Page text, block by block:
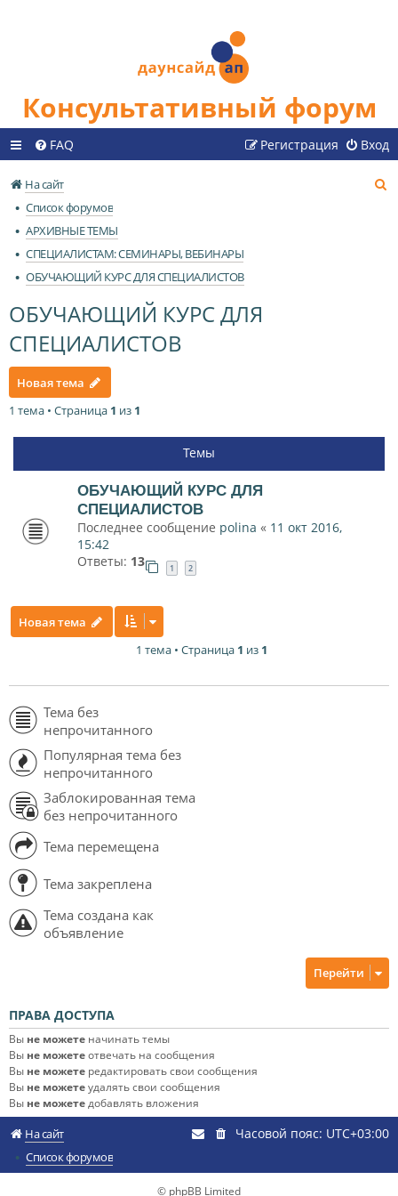
Консультативный форум
FAQ Вход
Регистрация
На сайт
Список форумов
АРХИВНЫЕ ТЕМЫ
СПЕЦИАЛИСТАМ: СЕМИНАРЫ, ВЕБИНАРЫ
ОБУЧАЮЩИЙ КУРС ДЛЯ СПЕЦИАЛИСТОВ
ОБУЧАЮЩИЙ КУРС ДЛЯ
СПЕЦИАЛИСТОВ
Новая тема
1 тема • Страница 1 из 1
Темы
ОБУЧАЮЩИЙ КУРС ДЛЯ
СПЕЦИАЛИСТОВ
Последнее сообщение polina « 11 окт 2016,
15:42
Ответы: 13 1 2
Новая тема
1 тема • Страница 1 из 1
Тема без
непрочитанного
Популярная тема без
непрочитанного
Заблокированная тема
без непрочитанного
Тема перемещена
Тема закреплена
Тема создана как
объявление
Перейти
ПРАВА ДОСТУПА
Вы не можете начинать темы
Вы не можетеотвечать на сообщения
Вы не можете редактировать свои сообщения
Вы не можетеудалять свои сообщения
Вы не можетедобавлять вложения
На сайт
Список форумов
Часовой пояс: UTC+03:00
© phpBB Limited